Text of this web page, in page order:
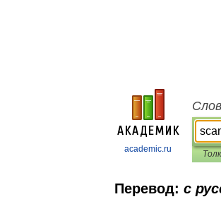
academic.ru
Перевод: с